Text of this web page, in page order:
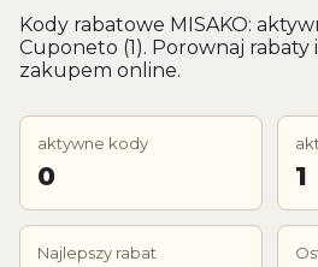
Kody rabatowe MISAKO:
Cuponeto (1). Porownaj
zakupem online.
aktywne kody
0 1
Najlepszy rabat